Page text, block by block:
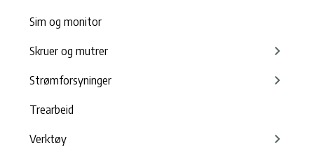
Sim og monitor
Skruer og mutrer
Strømforsyninger
Trearbeid
Verktøy